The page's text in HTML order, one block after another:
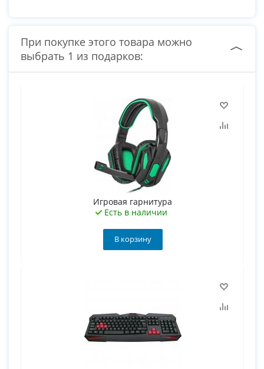
При покупке этого товара можно
выбрать 1 из подарков:
Игровая гарнитура
Есть в наличии
В корзину